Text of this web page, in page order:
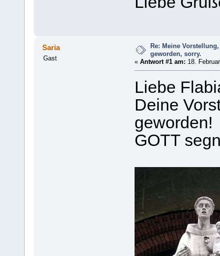
Saria
Gast
Re: Meine
geworden, sorry.
« Antwort #1 am: 18.
Liebe
Deine
geworden!
GOTT